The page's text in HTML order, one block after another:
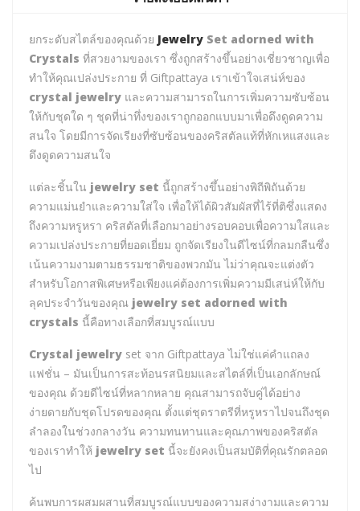
ยกระดับสไตล์ของคุณด้วย Jewelry Set adorned with
Crystals ที่สวยงามของเรา ซึ่งถูกสร้างขึ้นอย่างเชี่ยวชาญเพื่อ
ทำให้คุณเปล่งประกาย ที่ Giftpattaya เราเข้าใจเสน่ห์ของ
crystal jewelry และความสามารถในการเพิ่มความซับซ้อน
ให้กับชุดใด ๆ ชุดที่น่าทึ่งของเราถูกออกแบบมาเพื่อดึงดูดความ
สนใจ โดยมีการจัดเรียงที่ซับซ้อนของคริสตัลแท้ที่หักเหแสงและ
ดึงดูดความสนใจ
แต่ละชิ้นใน jewelry set นี้ถูกสร้างขึ้นอย่างพิถีพิถันด้วย
ความแม่นยำและความใส่ใจ เพื่อให้ได้ผิวสัมผัสที่ไร้ที่ติซึ่งแสดง
ถึงความหรูหรา คริสตัลที่เลือกมาอย่างรอบคอบเพื่อความใสและ
ความเปล่งประกายที่ยอดเยี่ยม ถูกจัดเรียงในดีไซน์ที่กลมกลืนซึ่ง
เน้นความงามตามธรรมชาติของพวกมัน ไม่ว่าคุณจะแต่งตัว
สำหรับโอกาสพิเศษหรือเพียงแค่ต้องการเพิ่มความมีเสน่ห์ให้กับ
ลุคประจำวันของคุณ jewelry set adorned with
crystals นี้คือทางเลือกที่สมบูรณ์แบบ
Crystal jewelry set จาก Giftpattaya ไม่ใช่แค่คำแถลง
แฟชั่น – มันเป็นการสะท้อนรสนิยมและสไตล์ที่เป็นเอกลักษณ์
ของคุณ ด้วยดีไซน์ที่หลากหลาย คุณสามารถจับคู่ได้อย่าง
ง่ายดายกับชุดโปรดของคุณ ตั้งแต่ชุดราตรีที่หรูหราไปจนถึงชุด
ลำลองในช่วงกลางวัน ความทนทานและคุณภาพของคริสตัล
ของเราทำให้ jewelry set นี้จะยังคงเป็นสมบัติที่คุณรักตลอด
ไป
ค้นพบการผสมผสานที่สมบูรณ์แบบของความสง่างามและความ